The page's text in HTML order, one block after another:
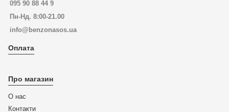
095 90 88 44 9
Пн-Нд. 8:00-21.00
info@benzonasos.ua
Оплата
Про магазин
О нас
Контакти